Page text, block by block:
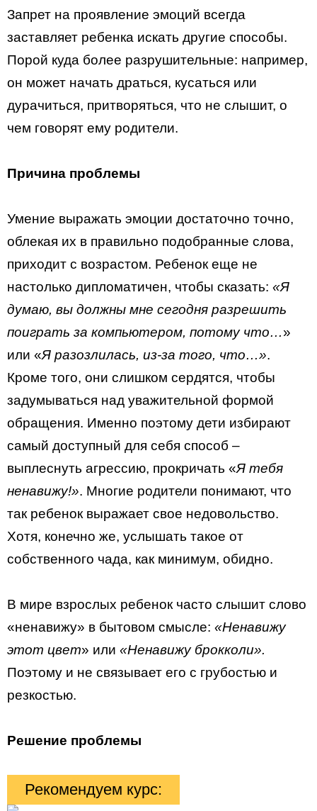
Запрет на проявление эмоций всегда
заставляет ребенка искать другие способы.
Порой куда более разрушительные: например,
он может начать драться, кусаться или
дурачиться, притворяться, что не слышит, о
чем говорят ему родители.
Причина проблемы
Умение выражать эмоции достаточно точно,
облекая их в правильно подобранные слова,
приходит с возрастом. Ребенок еще не
настолько дипломатичен, чтобы сказать: «Я
думаю, вы должны мне сегодня разрешить
поиграть за компьютером, потому что…»
или «Я разозлилась, из-за того, что…».
Кроме того, они слишком сердятся, чтобы
задумываться над уважительной формой
обращения. Именно поэтому дети избирают
самый доступный для себя способ –
выплеснуть агрессию, прокричать «Я тебя
ненавижу!». Многие родители понимают, что
так ребенок выражает свое недовольство.
Хотя, конечно же, услышать такое от
собственного чада, как минимум, обидно.
В мире взрослых ребенок часто слышит слово
«ненавижу» в бытовом смысле: «Ненавижу
этот цвет» или «Ненавижу брокколи».
Поэтому и не связывает его с грубостью и
резкостью.
Решение проблемы
Рекомендуем курс: